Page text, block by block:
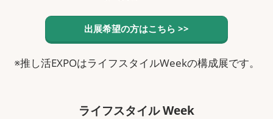
出展希望の方はこちら >>
※推し活EXPOはライフスタイルWeekの構成展です。
ライフスタイル Week